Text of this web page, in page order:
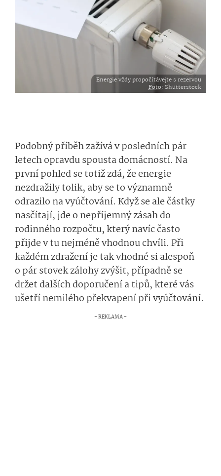
Energie vždy propočítávejte s rezervou
Foto: Shutterstock
Podobný příběh zažívá v posledních pár
letech opravdu spousta domácností. Na
první pohled se totiž zdá, že energie
nezdražily tolik, aby se to významně
odrazilo na vyúčtování. Když se ale částky
nasčítají, jde o nepříjemný zásah do
rodinného rozpočtu, který navíc často
přijde v tu nejméně vhodnou chvíli. Při
každém zdražení je tak vhodné si alespoň
o pár stovek zálohy zvýšit, případně se
držet dalších doporučení a tipů, které vás
ušetří nemilého překvapení při vyúčtování.